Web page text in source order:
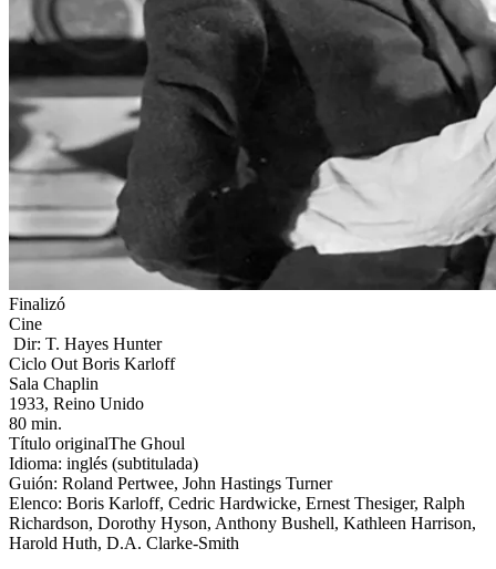
Finalizó
Cine
Dir: T. Hayes Hunter
Ciclo Out Boris Karloff
Sala Chaplin
1933, Reino Unido
80 min.
Título originalThe Ghoul
Idioma: inglés (subtitulada)
Guión: Roland Pertwee, John Hastings Turner
Elenco: Boris Karloff, Cedric Hardwicke, Ernest Thesiger, Ralph
Richardson, Dorothy Hyson, Anthony Bushell, Kathleen Harrison,
Harold Huth, D.A. Clarke-Smith